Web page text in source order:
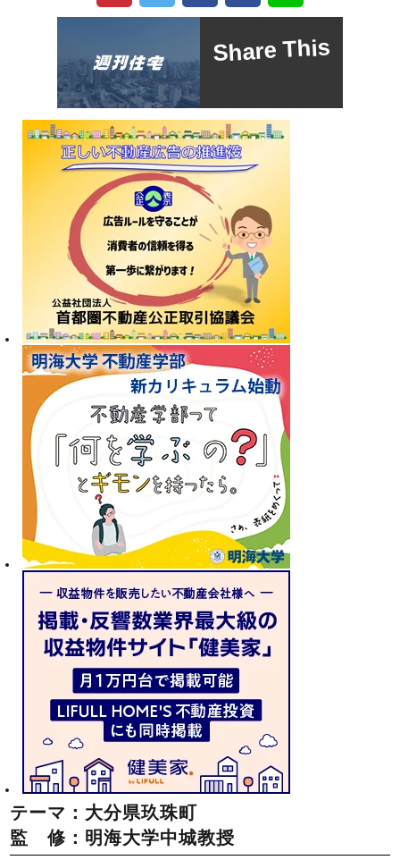
Share This
テーマ：大分県玖珠町
監 修：明海大学中城教授